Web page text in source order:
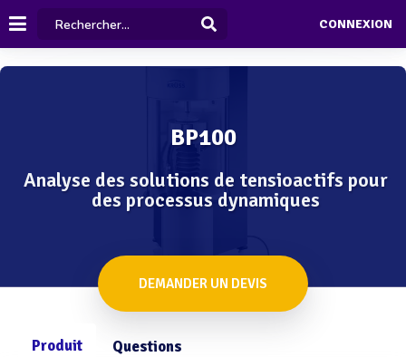
CONNEXION
BP100
Analyse des solutions de tensioactifs pour
des processus dynamiques
DEMANDER UN DEVIS
Produit Questions